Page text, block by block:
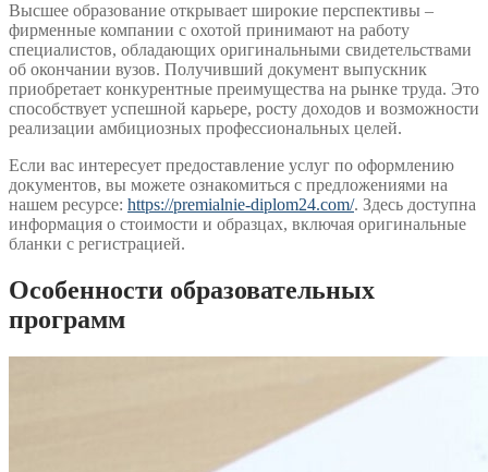
Высшее образование открывает широкие перспективы –
фирменные компании с охотой принимают на работу
специалистов, обладающих оригинальными свидетельствами
об окончании вузов. Получивший документ выпускник
приобретает конкурентные преимущества на рынке труда. Это
способствует успешной карьере, росту доходов и возможности
реализации амбициозных профессиональных целей.
Если вас интересует предоставление услуг по оформлению
документов, вы можете ознакомиться с предложениями на
нашем ресурсе: https://premialnie-diplom24.com/. Здесь доступна
информация о стоимости и образцах, включая оригинальные
бланки с регистрацией.
Особенности образовательных
программ